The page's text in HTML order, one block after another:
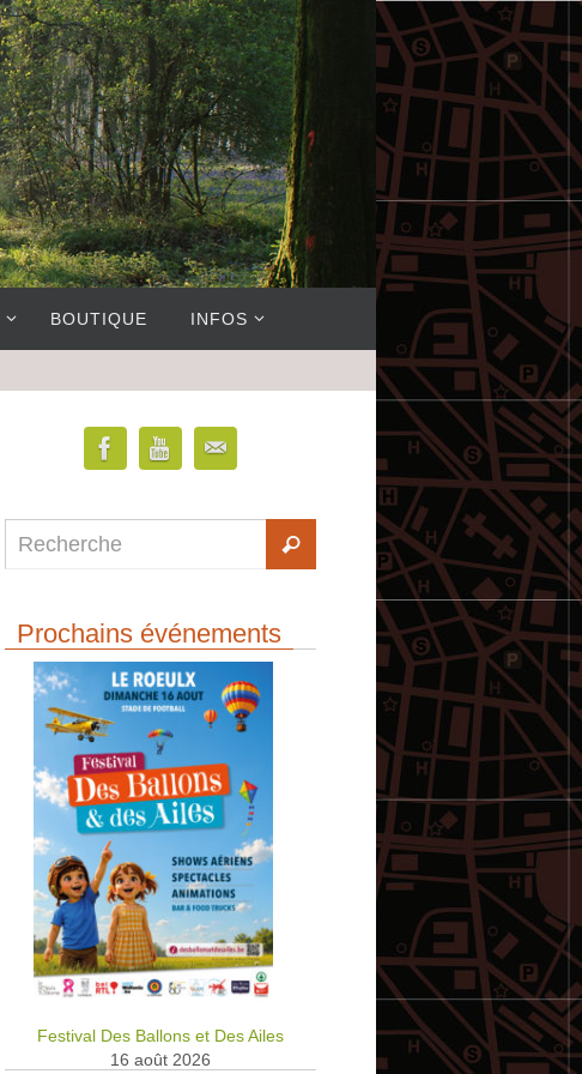
BOUTIQUE INFOS
Prochains événements
Festival Des Ballons et Des Ailes
16 août 2026